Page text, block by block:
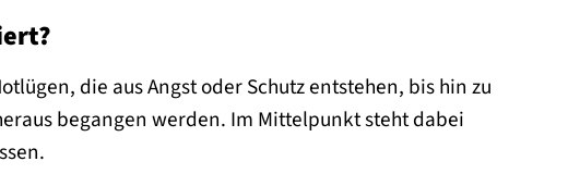
die aus Angst oder Schutz entstehen, bis hin zu
begangen werden. Im Mittelpunkt steht dabei